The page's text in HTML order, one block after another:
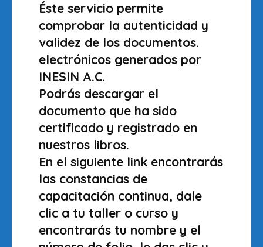
Éste servicio permite
comprobar la autenticidad y
validez de los documentos.
electrónicos generados por
INESIN A.C.
Podrás descargar el
documento que ha sido
certificado y registrado en
nuestros libros.
En el siguiente link encontrarás
las constancias de
capacitación continua, dale
clic a tu taller o curso y
encontrarás tu nombre y el